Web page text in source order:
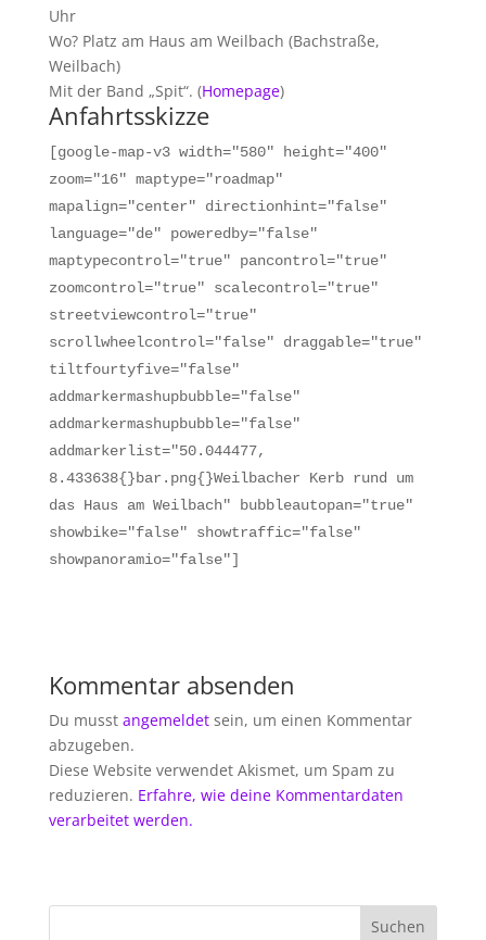
Uhr
Wo? Platz am Haus am Weilbach (Bachstraße,
Weilbach)
Mit der Band „Spit“. (Homepage)
Anfahrtsskizze
[google-map-v3 width="580" height="400"
zoom="16" maptype="roadmap"
mapalign="center" directionhint="false"
language="de" poweredby="false"
maptypecontrol="true" pancontrol="true"
zoomcontrol="true" scalecontrol="true"
streetviewcontrol="true"
scrollwheelcontrol="false" draggable="true"
tiltfourtyfive="false"
addmarkermashupbubble="false"
addmarkermashupbubble="false"
addmarkerlist="50.044477,
8.433638{}bar.png{}Weilbacher Kerb rund um
das Haus am Weilbach" bubbleautopan="true"
showbike="false" showtraffic="false"
showpanoramio="false"]
Kommentar absenden
Du musst angemeldetsein, um einen Kommentar
abzugeben.
Diese Website verwendet Akismet, um Spam zu
reduzieren. Erfahre, wie deine Kommentardaten
verarbeitet werden.